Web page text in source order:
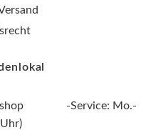
-Service: Mo.-